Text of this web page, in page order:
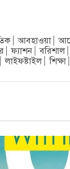
আবহাওয়া
ফ্যাশন বরিশাল
লাইফষ্টাইল শিক্ষা